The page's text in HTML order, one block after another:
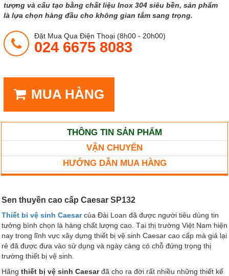
tượng và cấu tạo bằng chất liệu Inox 304 siêu bền, sản phẩm
là lựa chọn hàng đầu cho không gian tắm sang trọng.
Đặt Mua Qua Điện Thoại (8h00 - 20h00)
024 6675 8083
MUA HÀNG
THÔNG TIN SẢN PHẨM
VẬN CHUYỂN
HƯỚNG DẪN MUA HÀNG
Sen thuyền cao cấp Caesar SP132
Thiết bi vệ sinh Caesarcủa Đài Loan đã được người tiêu dùng tin
tưởng bình chọn là hàng chất lượng cao. Tại thị trường Việt Nam hiện
nay trong lĩnh vực xây dựng thiết bị vệ sinh Caesar cao cấp mà giá lại
rẻ đã được đưa vào sử dụng và ngày càng có chỗ đứng trọng thị
trường thiết bị vệ sinh.
Hãng thiết bị vệ sinh Caesarđã cho ra đời rất nhiều những thiết kế